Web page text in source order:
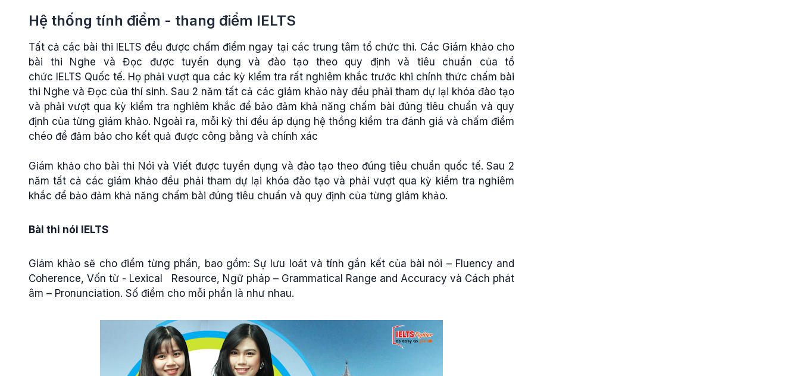
Hệ thống tính điểm - thang điểm IELTS
Tất cả các bài thi IELTS đều được chấm điểm ngay tại các trung tâm tổ chức thi. Các Giám khảo cho
bài thi Nghe và Đọc được tuyển dụng và đào tạo theo quy định và tiêu chuẩn của tổ
chức IELTS Quốc tế. Họ phải vượt qua các kỳ kiểm tra rất nghiêm khắc trước khi chính thức chấm bài
thi Nghe và Đọc của thí sinh. Sau 2 năm tất cả các giám khảo này đều phải tham dự lại khóa đào tạo
và phải vượt qua kỳ kiểm tra nghiêm khắc để bảo đảm khả năng chấm bài đúng tiêu chuẩn và quy
định của từng giám khảo. Ngoài ra, mỗi kỳ thi đều áp dụng hệ thồng kiểm tra đánh giá và chấm điểm
chéo để đảm bảo cho kết quả được công bằng và chính xác
Giám khảo cho bài thi Nói và Viết được tuyển dụng và đào tạo theo đúng tiêu chuẩn quốc tế. Sau 2
năm tất cả các giám khảo đều phải tham dự lại khóa đào tạo và phải vượt qua kỳ kiểm tra nghiêm
khắc để bảo đảm khả năng chấm bài đúng tiêu chuẩn và quy định của từng giám khảo.
Bài thi nói IELTS
Giám khảo sẽ cho điểm từng phần, bao gồm: Sự lưu loát và tính gắn kết của bài nói – Fluency and
Coherence, Vốn từ - Lexical Resource, Ngữ pháp – Grammatical Range and Accuracy và Cách phát
âm – Pronunciation. Số điểm cho mỗi phần là như nhau.